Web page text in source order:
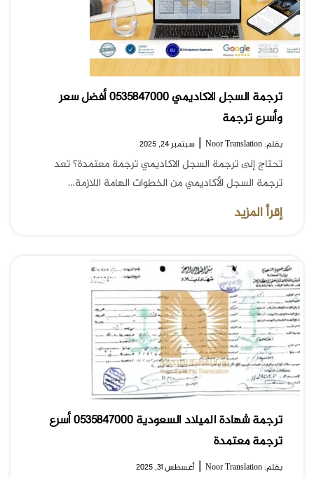
ترجمة السجل الاكاديمي 0535847000 أفضل سعر
وأسرع ترجمة
بقلم: Noor Translation | سبتمبر 24, 2025
تحتاج إلى ترجمة السجل الاكاديمي ترجمة معتمدة؟ تعد
ترجمة السجل الأكاديمي من الخطوات الهامة اللازمة…
إقرأ المزيد
ترجمة شهادة الميلاد السعودية 0535847000 أسرع
ترجمة معتمدة
بقلم: Noor Translation | أغسطس 31, 2025